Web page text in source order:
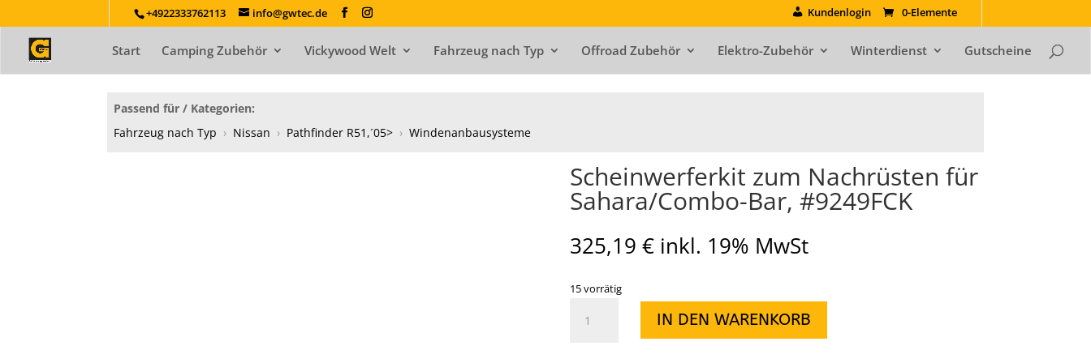
+4922333762113 info@gwtec.de Kundenlogin 0-Elemente
Start Camping Zubehör Vickywood Welt Fahrzeug nach Typ Offroad Zubehör Elektro-Zubehör Winterdienst Gutscheine
Passend für / Kategorien:
Fahrzeug nach Typ › Nissan › Pathfinder R51,´05> › Windenanbausysteme
Scheinwerferkit zum Nachrüsten für
Sahara/Combo-Bar, #9249FCK
325,19 € inkl. 19% MwSt
15 vorrätig
Scheinwerferkit
zum
IN DEN WARENKORB